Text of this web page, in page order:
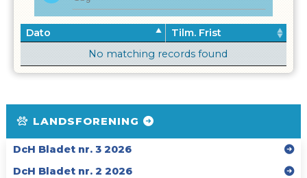
Dato
Tilm. Frist
No matching records found
LANDSFORENING
DcH Bladet nr. 3 2026
DcH Bladet nr. 2 2026